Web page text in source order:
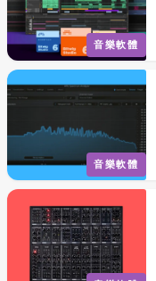
音樂軟體
音樂軟體